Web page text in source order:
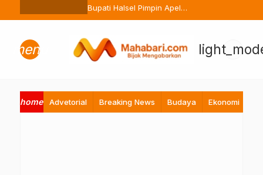
Ternate Buang Sembarangan
Bupati Halsel Pimpin Apel
Perdana Pasca Lebaran, Tekan
menu
home Advetorial Breaking News Budaya Ekonomi